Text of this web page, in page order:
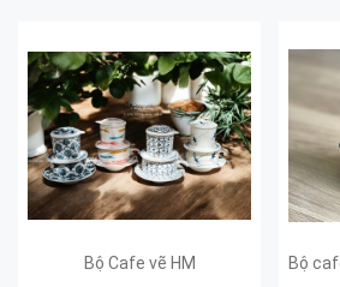
Bộ Cafe vẽ HM